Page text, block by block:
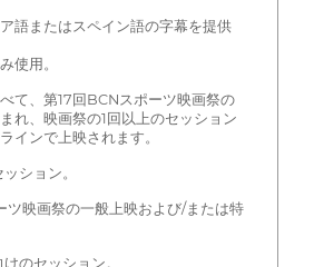
語またはスペイン語の字幕を提供
使用。
て、第17回BCNスポーツ映画祭の
れ、映画祭の1回以上のセッション
インで上映されます。
ション。
ツ映画祭の一般上映および/または特
のセッション。